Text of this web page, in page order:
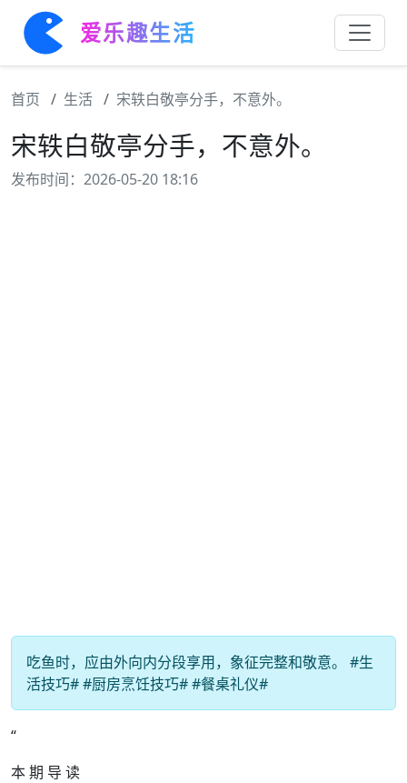
爱乐趣生活
首页 生活 宋轶白敬亭分手，不意外。
宋轶白敬亭分手，不意外。
发布时间：2026-05-20 18:16
吃鱼时，应由外向内分段享用，象征完整和敬意。 #生
活技巧# #厨房烹饪技巧# #餐桌礼仪#
“
本 期 导 读